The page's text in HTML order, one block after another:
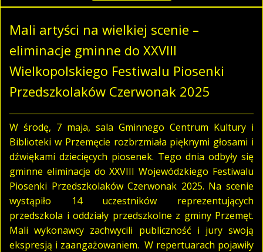
Mali artyści na wielkiej scenie –
eliminacje gminne do XXVIII
Wielkopolskiego Festiwalu Piosenki
Przedszkolaków Czerwonak 2025
W środę, 7 maja, sala Gminnego Centrum Kultury i
Biblioteki w Przemęcie rozbrzmiała pięknymi głosami i
dźwiękami dziecięcych piosenek. Tego dnia odbyły się
gminne eliminacje do XXVIII Wojewódzkiego Festiwalu
Piosenki Przedszkolaków Czerwonak 2025. Na scenie
wystąpiło 14 uczestników reprezentujących
przedszkola i oddziały przedszkolne z gminy Przemęt.
Mali wykonawcy zachwycili publiczność i jury swoją
ekspresją i zaangażowaniem. W repertuarach pojawiły